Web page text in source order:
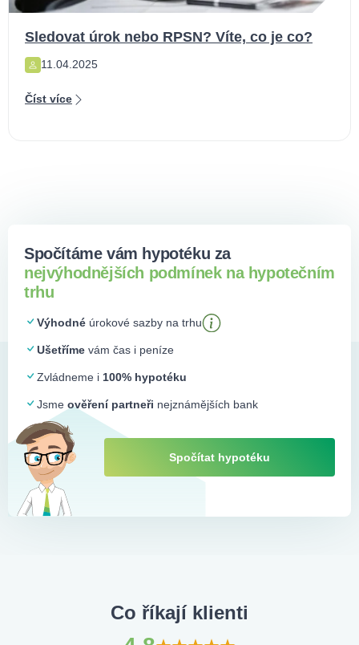
Sledovat úrok nebo RPSN? Víte, co je co?
11.04.2025
Číst více
Spočítáme vám hypotéku za
nejvýhodnějších podmínek na hypotečním
trhu
Výhodné úrokové sazby na trhu
Ušetříme vám čas i peníze
Zvládneme i 100% hypotéku
Jsme ověření partneři nejznámějších bank
Spočítat hypotéku
Co říkají klienti